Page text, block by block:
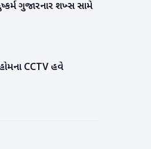
ગુજારનાર શખ્સ સામે
CCTV હવે